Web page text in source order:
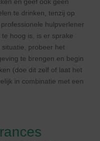
te drinken, tenzij op
hulpverlener
hoog is, is er sprake
probeer het
te brengen en begin
(doe dit zelf of laat het
in combinatie met een